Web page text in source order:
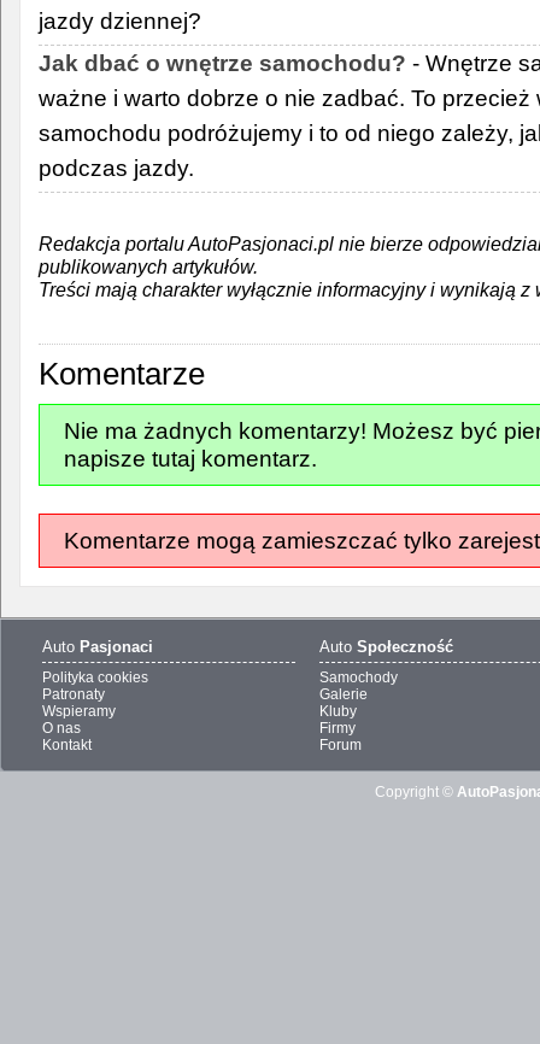
jazdy dziennej?
Jak dbać o wnętrze samochodu? - Wnętrze
ważne i warto dobrze o nie zadbać. To
samochodu podróżujemy i to od niego zależy,
podczas jazdy.
Redakcja portalu AutoPasjonaci.pl nie bierze
publikowanych artykułów.
Treści mają charakter wyłącznie informacyjny i wynikają
Komentarze
Nie ma żadnych komentarzy! Możesz być
napisze tutaj komentarz.
Komentarze mogą zamieszczać tylko
Auto Pasjonaci
Polityka cookies
Patronaty
Wspieramy
O nas
Kontakt
Auto Społeczność
Samochody
Galerie
Kluby
Firmy
Forum
Copyright ©